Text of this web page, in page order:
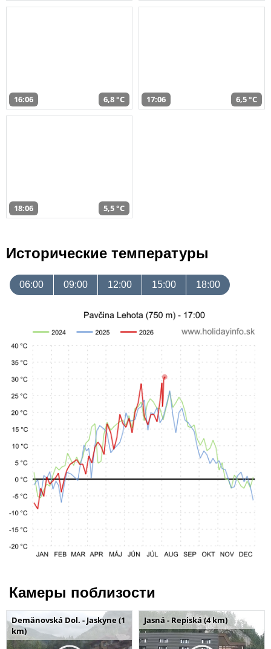
16:06 6,8 °C 17:06 6,5 °C
18:06 5,5 °C
Исторические температуры
06:00 09:00 12:00 15:00 18:00
Камеры поблизости
Demänovská Dol. - Jaskyne (1
km)
Jasná - Repiská (4 km)